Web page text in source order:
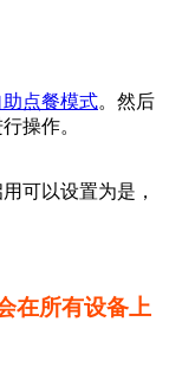
点餐模式。然后
操作。
可以设置为是，
在所有设备上